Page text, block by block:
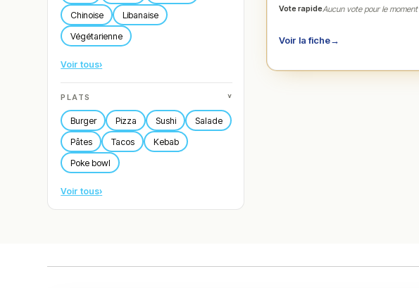
Chinoise
Libanaise
Végétarienne
Voir tous›
PLATS ˅
Burger Pizza Sushi
Salade
Pâtes
Tacos
Kebab
Poke bowl
Voir tous›
Vote rapideAucun vote pour le moment
Voir la fiche→